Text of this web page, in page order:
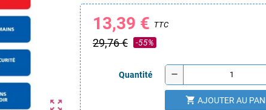
zoom_out_map
13,39 € TTC
29,76 € -55%
Quantité remove
shopping_cart AJOUTER AU